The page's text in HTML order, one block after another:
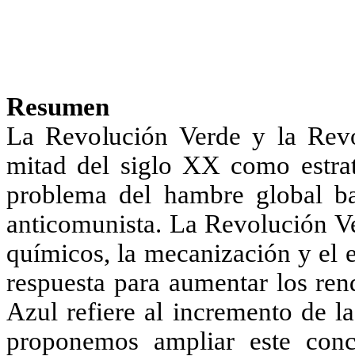
Resumen
La Revolución Verde y la
mitad del siglo XX como
problema del hambre global
anticomunista. La Revolución
químicos, la mecanización y el
respuesta para aumentar los
Azul refiere al incremento de
proponemos ampliar este